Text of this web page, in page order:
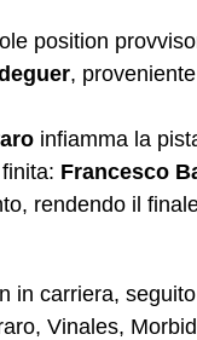
position
,
infiamma la
Francesco
rendendo il
in carriera,
Vinales,